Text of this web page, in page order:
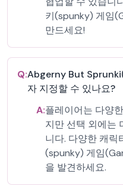
키(spunky) 게임
만드세요!
Q:Abgerny But
자 지정할 수 있나요?
A:플레이어는 다양
지만 선택 외에는
니다. 다양한 캐릭
(spunky) 게임
을 발견하세요.